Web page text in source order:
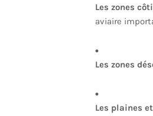
Les zones
aviaire
Les zones
Les plaines